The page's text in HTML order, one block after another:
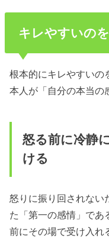
キレやすいの
根本的にキレやすいの
本人が「自分の本当の
怒る前に冷静
ける
怒りに振り回されない
た「第一の感情」であ
前にその場で受け入れ